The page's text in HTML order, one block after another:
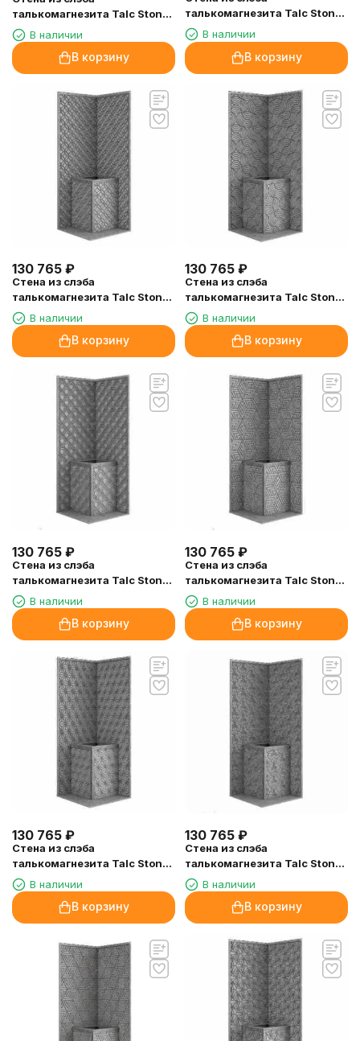
талькомагнезита Talc Stone
wall 60 с гравировкой
В наличии
В корзину
талькомагнезита Talc Stone
wall 59 с гравировкой
В наличии
В корзину
130 765 ₽
Стена из слэба
талькомагнезита Talc Stone
wall 58 с гравировкой
В наличии
В корзину
130 765 ₽
Стена из слэба
талькомагнезита Talc Stone
wall 57 с гравировкой
В наличии
В корзину
130 765 ₽
Стена из слэба
талькомагнезита Talc Stone
wall 56 с гравировкой
В наличии
В корзину
130 765 ₽
Стена из слэба
талькомагнезита Talc Stone
wall 55 с гравировкой
В наличии
В корзину
130 765 ₽
Стена из слэба
талькомагнезита Talc Stone
wall 54 с гравировкой
В наличии
В корзину
130 765 ₽
Стена из слэба
талькомагнезита Talc Stone
wall 53 с гравировкой
В наличии
В корзину